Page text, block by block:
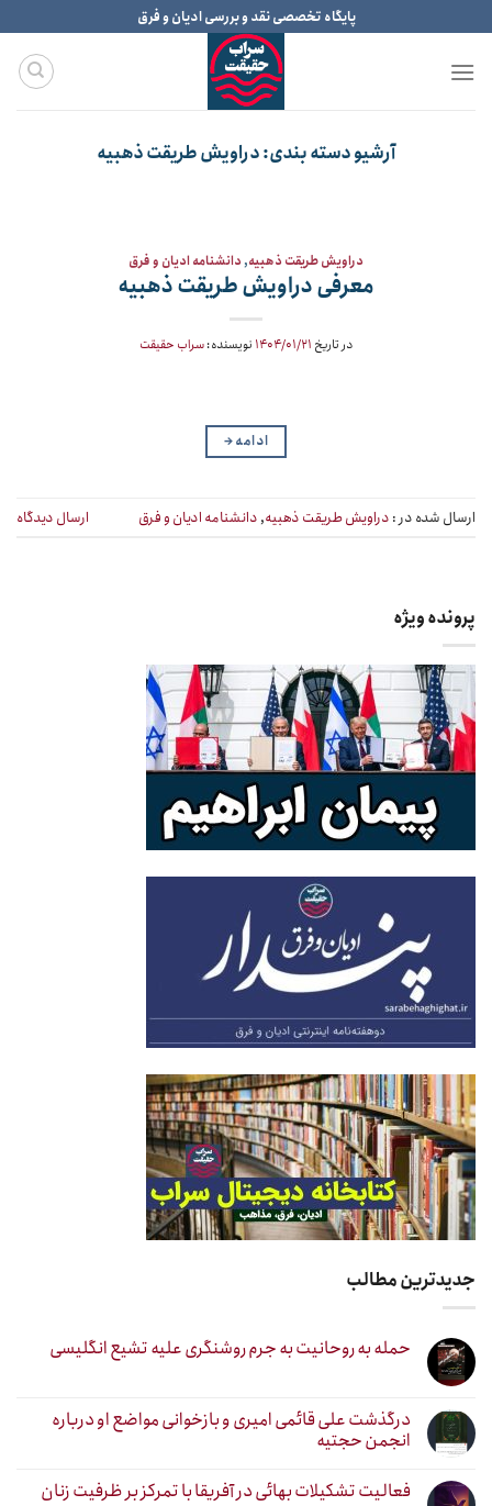
to
content
پایگاه تخصصی نقد و بررسی ادیان و فرق
آرشیو دسته بندی:دراویش طریقت ذهبیه
دراویش طریقت ذهبیه,دانشنامه ادیان و فرق
معرفی دراویش طریقت ذهبیه
در تاریخ ۱۴۰۴/۰۱/۲۱ نویسنده:سراب حقیقت
ادامه→
ارسال شده در : دراویش طریقت ذهبیه, دانشنامه ادیان و فرق ارسال دیدگاه
پرونده ویژه
جدیدترین مطالب
حمله به روحانیت به جرم روشنگری علیه تشیع انگلیسی
درگذشت علی قائمی امیری و بازخوانی مواضع او درباره
انجمن حجتیه
فعالیت تشکیلات بهائی در آفریقا با تمرکز بر ظرفیت زنان